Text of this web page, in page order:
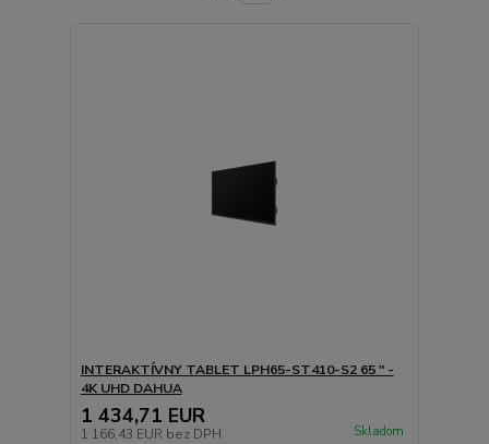
INTERAKTÍVNY TABLET LPH65-ST410-S2 65 " -
4K UHD DAHUA
1 434,71 EUR
1 166,43 EUR bez DPH Skladom